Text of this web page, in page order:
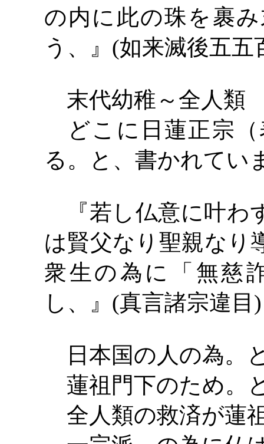
の内に此の珠を裹
う、』 (如来滅後五五
末代幼稚～全人類
どこに日蓮正宗（
る。と、書かれてい
『若し仏意に叶わ
は賢父なり聖親なり
衆生の為に「無慈
し、』 (真言諸宗違目)
日本国の人の為。
蓮祖門下のため。
全人類の救済が蓮